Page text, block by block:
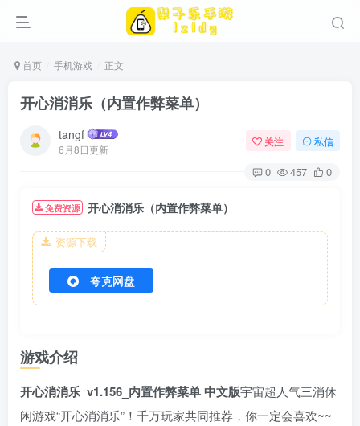
首页 手机游戏 正文
开心消消乐（内置作弊菜单）
tangf
6月8日更新
关注 私信
0 457 0
免费资源 开心消消乐（内置作弊菜单）
资源下载
夸克网盘
游戏介绍
开心消消乐 v1.156_内置作弊菜单 中文版宇宙超人气三消休
闲游戏“开心消消乐”！千万玩家共同推荐，你一定会喜欢~~